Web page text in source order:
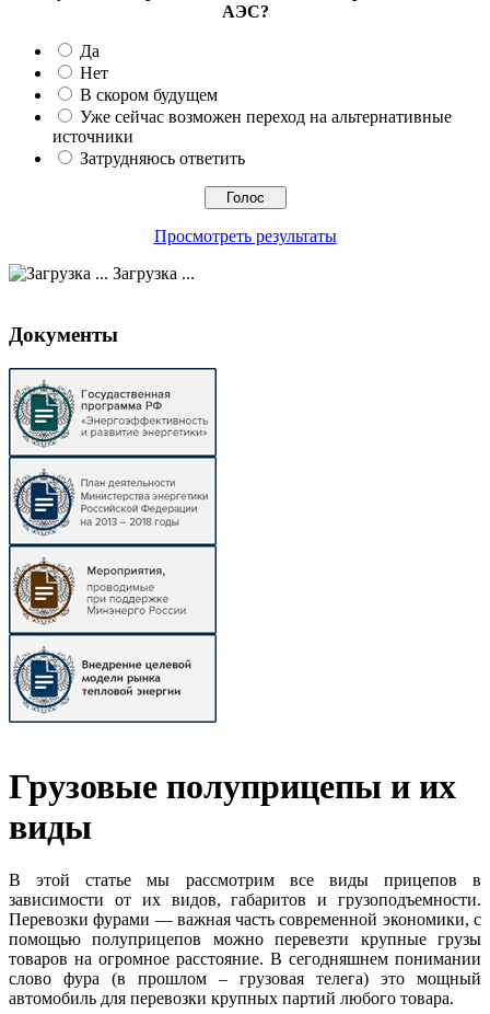
АЭС?
Да
Нет
В скором будущем
Уже сейчас возможен переход на альтернативные
источники
Затрудняюсь ответить
Просмотреть результаты
Загрузка ...
Документы
Грузовые полуприцепы и их
виды
В этой статье мы рассмотрим все виды прицепов в
зависимости от их видов, габаритов и грузоподъемности.
Перевозки фурами — важная часть современной экономики, с
помощью полуприцепов можно перевезти крупные грузы
товаров на огромное расстояние. В сегодняшнем понимании
слово фура (в прошлом – грузовая телега) это мощный
автомобиль для перевозки крупных партий любого товара.